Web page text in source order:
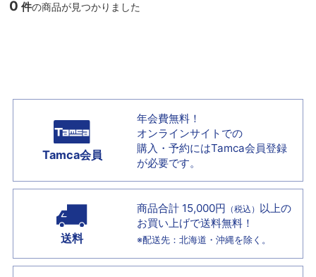
0 件の商品が見つかりました
Tamca会員
年会費無料！
オンラインサイトでの
購入・予約にはTamca会員登録
が必要です。
送料
商品合計 15,000円 （税込） 以上の
お買い上げで送料無料！
※配送先：北海道・沖縄を除く。